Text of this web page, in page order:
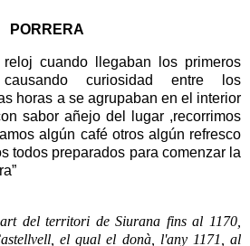
PORRERA
cuando llegaban los primeros
curiosidad entre los
horas a se agrupaban en el interior
sabor añejo del lugar ,recorrimos
algún café otros algún refresco
todos preparados para comenzar la
del territori de Siurana fins al 1170,
el qual el donà, l'any 1171, al